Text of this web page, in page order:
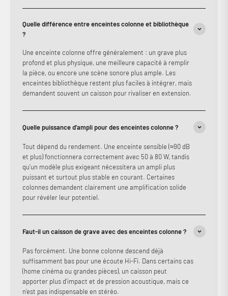
Quelle différence entre enceintes colonne et bibliothèque
?
Une enceinte colonne offre généralement : un grave plus
profond et plus physique, une meilleure capacité à remplir
la pièce, ou encore une scène sonore plus ample. Les
enceintes bibliothèque restent plus faciles à intégrer, mais
demandent souvent un caisson pour rivaliser en extension.
Quelle puissance d’ampli pour des enceintes colonne ?
Tout dépend du rendement. Une enceinte sensible (≈90 dB
et plus) fonctionnera correctement avec 50 à 80 W, tandis
qu’un modèle plus exigeant nécessitera un ampli plus
puissant et surtout plus stable en courant. Certaines
colonnes demandent clairement une amplification solide
pour révéler leur potentiel.
Faut-il un caisson de grave avec des enceintes colonne ?
Pas forcément. Une bonne colonne descend déjà
suffisamment bas pour une écoute Hi-Fi. Dans certains cas
(home cinéma ou grandes pièces), un caisson peut
apporter plus d’impact et de pression acoustique, mais ce
n’est pas indispensable en stéréo.